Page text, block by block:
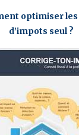
optimiser
d’impots seul ?